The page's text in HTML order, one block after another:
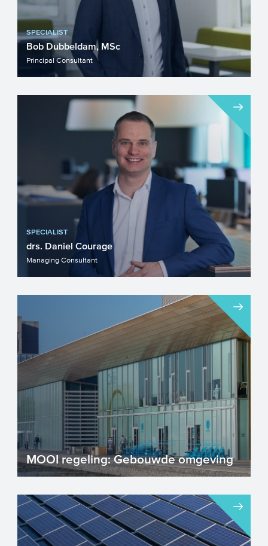
SPECIALIST
Bob Dubbeldam, MSc
Principal Consultant
SPECIALIST
drs. Daniel Courage
Managing Consultant
MOOI regeling: Gebouwde omgeving
Heeft u samen met partners een goed
projectidee om drastisch CO2-reductie te
realiseren? Maar zoekt ...